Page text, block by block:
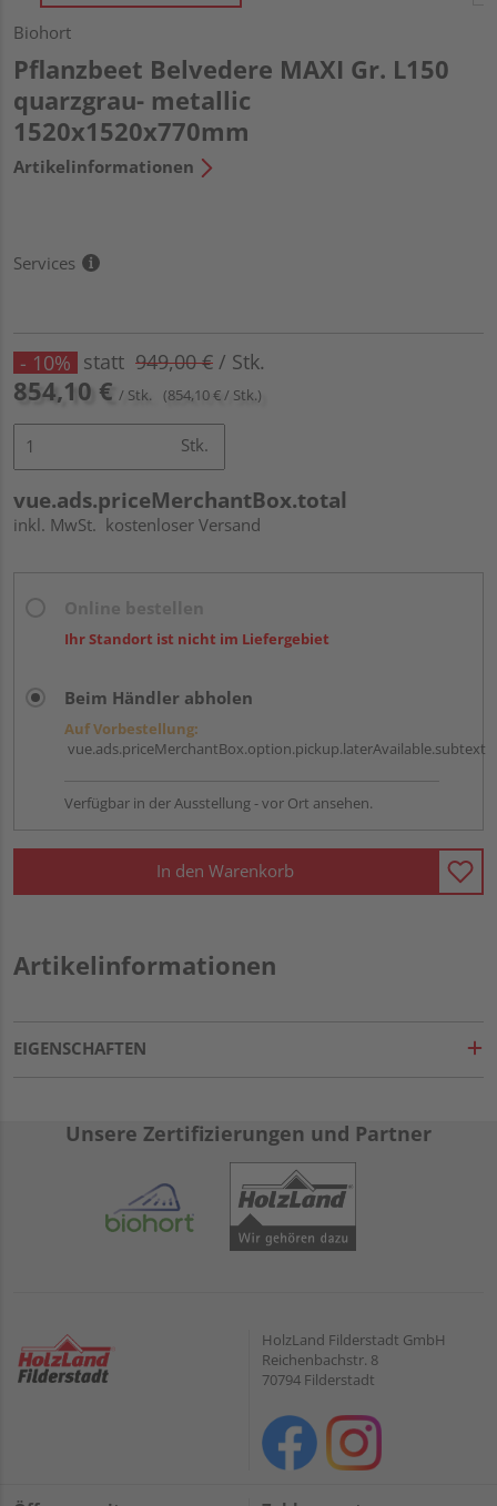
Biohort
Pflanzbeet Belvedere MAXI Gr. L150
quarzgrau- metallic
1520x1520x770mm
Artikelinformationen
Services
- 10% statt 949,00 € / Stk.
854,10 € / Stk. (854,10 € / Stk.)
Stk.
vue.ads.priceMerchantBox.total
inkl. MwSt. kostenloser Versand
Ihr Standort ist nicht im Liefergebiet
Beim Händler abholen
Auf Vorbestellung:
vue.ads.priceMerchantBox.option.pickup.laterAvailable.subtext
Verfügbar in der Ausstellung - vor Ort ansehen.
In den Warenkorb
Artikelinformationen
EIGENSCHAFTEN
Unsere Zertifizierungen und Partner
HolzLand Filderstadt GmbH
Reichenbachstr. 8
70794 Filderstadt